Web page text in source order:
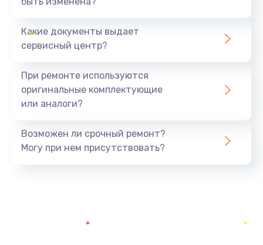
Ремонт южного моста
Замена батарейки BIOS
Заказать
Ремонт цепи питания
Какие документы выдает
сервисный центр?
При ремонте используются
оригинальные комплектующие
или аналоги?
Возможен ли срочный ремонт?
Могу при нем присутствовать?